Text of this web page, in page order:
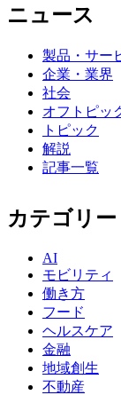
ニュース
製品・サー
企業・業界
社会
オフトピッ
トピック
解説
記事一覧
カテゴリー
AI
モビリティ
働き方
フード
ヘルスケア
金融
地域創生
不動産